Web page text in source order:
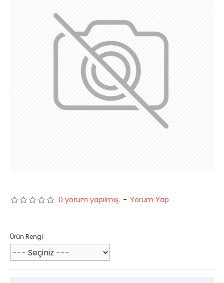
0 yorum yapılmış. - Yorum Yap
Ürün Rengi